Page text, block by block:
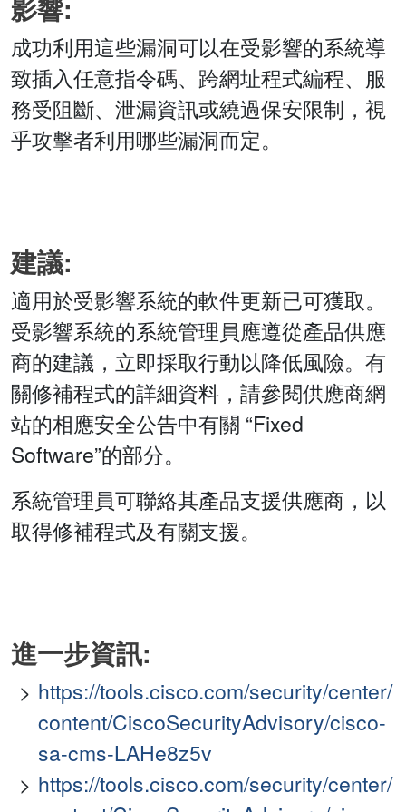
影響:
成功利用這些漏洞可以在受影響的系統導
致插入任意指令碼、跨網址程式編程、服
務受阻斷、泄漏資訊或繞過保安限制，視
乎攻擊者利用哪些漏洞而定。
建議:
適用於受影響系統的軟件更新已可獲取。
受影響系統的系統管理員應遵從產品供應
商的建議，立即採取行動以降低風險。有
關修補程式的詳細資料，請參閱供應商網
站的相應安全公告中有關 “Fixed
Software”的部分。
系統管理員可聯絡其產品支援供應商，以
取得修補程式及有關支援。
進一步資訊:
https://tools.cisco.com/security/center/
content/CiscoSecurityAdvisory/cisco-
sa-cms-LAHe8z5v
https://tools.cisco.com/security/center/